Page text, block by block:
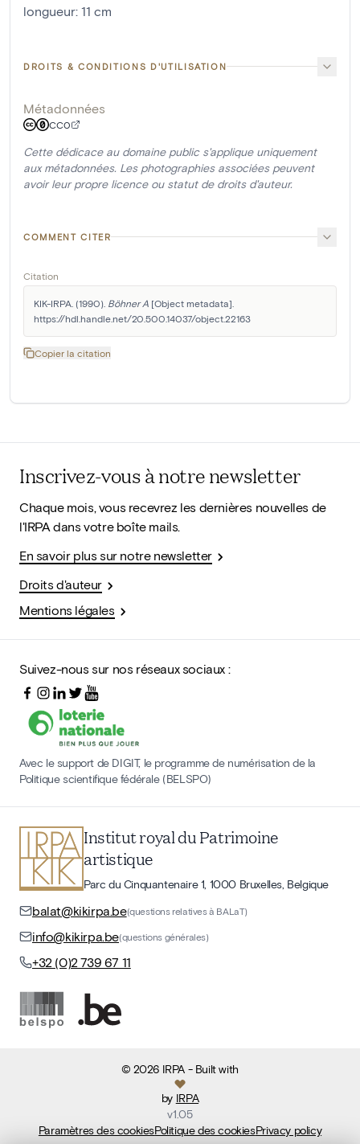
longueur: 11 cm
DROITS & CONDITIONS D'UTILISATION
Métadonnées
CC0
Cette dédicace au domaine public s'applique uniquement
aux métadonnées. Les photographies associées peuvent
avoir leur propre licence ou statut de droits d'auteur.
COMMENT CITER
Citation
KIK-IRPA. (1990). Böhner A [Object metadata].
https://hdl.handle.net/20.500.14037/object.22163
Copier la citation
Inscrivez-vous à notre newsletter
Chaque mois, vous recevrez les dernières nouvelles de
l'IRPA dans votre boîte mails.
En savoir plus sur notre newsletter
Droits d'auteur
Mentions légales
Suivez-nous sur nos réseaux sociaux :
Avec le support de DIGIT, le programme de numérisation de la
Politique scientifique fédérale (BELSPO)
Institut royal du Patrimoine
artistique
Parc du Cinquantenaire 1, 1000 Bruxelles, Belgique
balat@kikirpa.be(questions relatives à BALaT)
info@kikirpa.be(questions générales)
+32 (0)2 739 67 11
©2026 IRPA- Built with
by IRPA
v1.05
Paramètres des cookiesPolitique des cookiesPrivacy policy